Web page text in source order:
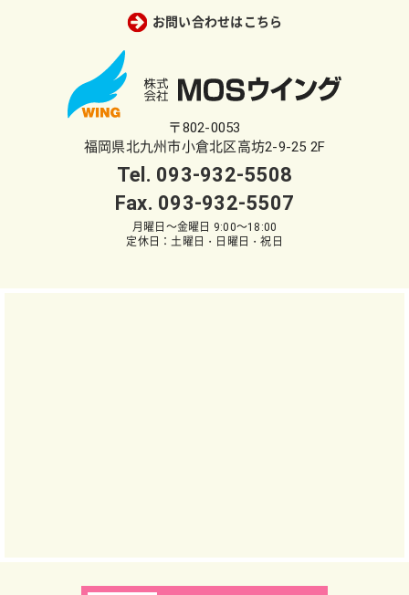
お問い合わせはこちら
〒802-0053
福岡県北九州市小倉北区高坊2-9-25 2F
Tel. 093-932-5508
Fax. 093-932-5507
月曜日～金曜日 9:00～18:00
定休日：土曜日・日曜日・祝日